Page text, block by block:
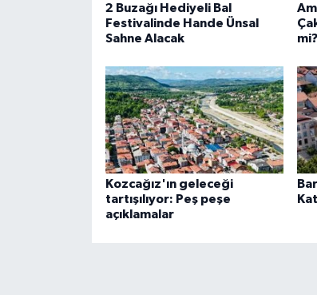
2 Buzağı Hediyeli Bal
Festivalinde Hande Ünsal
Sahne Alacak
mi?
Kozcağız'ın geleceği
tartışılıyor: Peş peşe
açıklamalar